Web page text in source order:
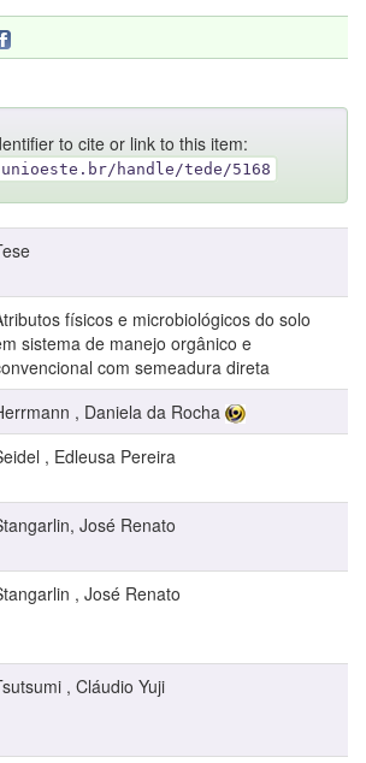
to cite or link to this item:
handle/tede/5168
físicos e microbiológicos do solo
sistema de manejo orgânico e
com semeadura direta
, Daniela da Rocha
, Edleusa Pereira
José Renato
, José Renato
, Cláudio Yuji